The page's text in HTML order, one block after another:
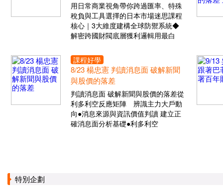
用日常商業視角帶你跨過匯率、特殊
稅負與工具選擇的日本市場迷思課程
核心｜3大維度建構全球防禦系統◆
解密跨國財閥底層獲利邏輯用最白
課程好學
8/23 楊忠憲 判讀消息面 破解新聞
與股價的落差
判讀消息面 破解新聞與股價的落差從
利多利空反應矩陣 辨識主力大戶動
向●消息來源與資訊價值判讀 建立正
確消息面分析基礎●利多利空
特別企劃